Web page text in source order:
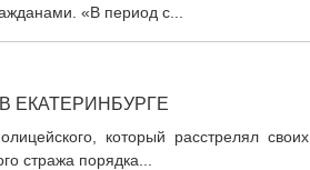
«В период с...
ЕКАТЕРИНБУРГЕ
который расстрелял своих
стража порядка...